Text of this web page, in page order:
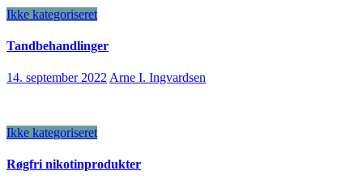
Ikke kategoriseret
Tandbehandlinger
14. september 2022 Arne I. Ingvardsen
Ikke kategoriseret
Røgfri nikotinprodukter